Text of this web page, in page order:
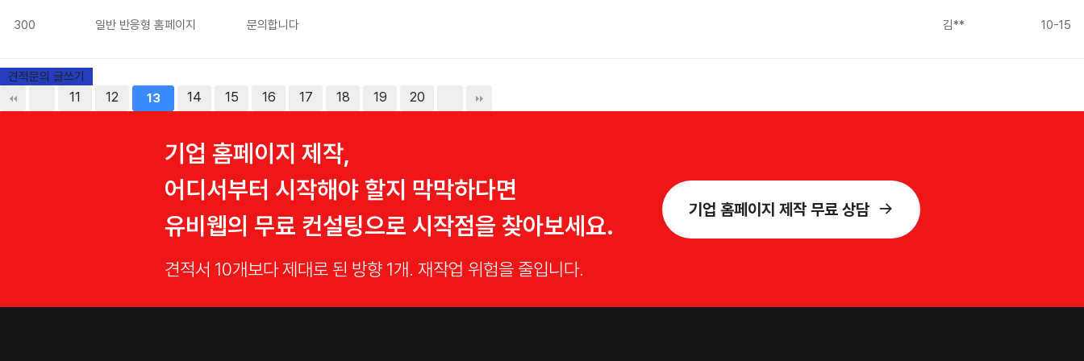
300 일반 반응형 홈페이지 문의합니다 김** 10-15
견적문의 글쓰기
11 12 13 14 15 16 17 18 19 20
맨끝
기업 홈페이지 제작,
어디서부터 시작해야 할지 막막하다면
유비웹의 무료 컨설팅으로 시작점을 찾아보세요.
견적서 10개보다 제대로 된 방향 1개. 재작업 위험을 줄입니다.
기업 홈페이지 제작 무료 상담